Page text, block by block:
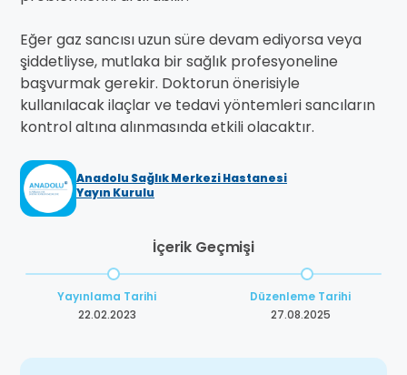
Eğer gaz sancısı uzun süre devam ediyorsa veya
şiddetliyse, mutlaka bir sağlık profesyoneline
başvurmak gerekir. Doktorun önerisiyle
kullanılacak ilaçlar ve tedavi yöntemleri sancıların
kontrol altına alınmasında etkili olacaktır.
Anadolu Sağlık Merkezi Hastanesi
Yayın Kurulu
İçerik Geçmişi
Yayınlama Tarihi
22.02.2023
Düzenleme Tarihi
27.08.2025